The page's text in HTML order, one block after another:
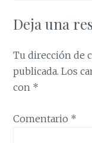
Deja una
Tu dirección de
publicada. Los
con *
Comentario *